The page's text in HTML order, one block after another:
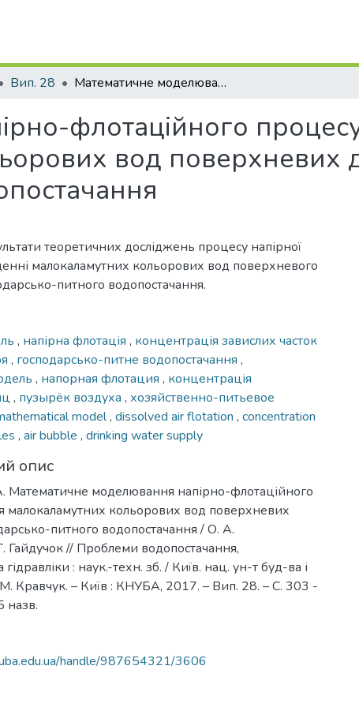
Вип. 28 Математичне моделювання напірно-флотаційного процесу очищення малокаламутних кольорових вод поверхневих джерел для господарсько-питного водопостачання
флотаційного
вод поверхневих
теоретичних досліджень процесу напірної
малокаламутних кольорових вод поверхневого
питного водопостачання.
, напірна флотація , концентрація завислих часток
, господарсько-питне водопостачання ,
, напорная флотация , концентрація
, пузырёк воздуха , хозяйственно-питьевое
model, dissolved air flotation , concentration
, air bubble , drinking water supply
опис
Математичне моделювання напірно-флотаційного
малокаламутних кольорових вод поверхневих
питного водопостачання / О. А.
Гайдучок // Проблеми водопостачання,
: наук.-техн. зб. / Київ. нац. ун-т буд-ва і
М. Кравчук. – Київ : КНУБА, 2017. – Вип. 28. – С. 303 -
назв.
handle/987654321/3606